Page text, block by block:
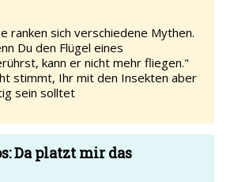
ranken sich verschiedene Mythen.
Du den Flügel eines
kann er nicht mehr fliegen."
stimmt, Ihr mit den Insekten aber
sein solltet
Da platzt mir das